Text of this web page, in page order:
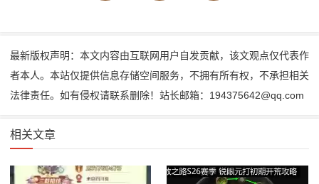
最新版权声明：本文内容由互联网用户自发贡献，该文观点仅代表作
者本人。本站仅提供信息存储空间服务，不拥有所有权，不承担相关
法律责任。如有侵权请联系删除！站长邮箱：194375642@qq.com
相关文章